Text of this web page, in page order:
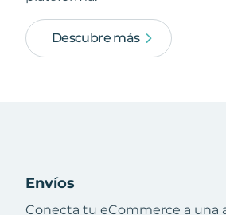
Descubre más
Envíos
Conecta tu eCommerce a una